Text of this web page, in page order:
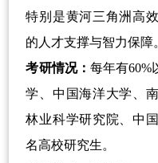
特别是黄河三角洲高
的人才支撑与智力保障
考研情况： 每年有60%
学、中国海洋大学、
林业科学研究院、中
名高校研究生。